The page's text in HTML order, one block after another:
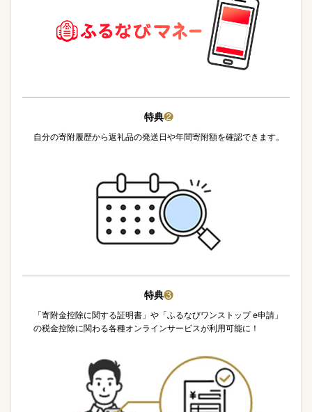
特典❷
自分の寄附履歴から返礼品の発送日や年間寄附額を確認できます。
特典❸
「寄附金控除に関する証明書」や「ふるなびワンストップ e申請」
の税金控除に関わる各種オンラインサービスが利用可能に！